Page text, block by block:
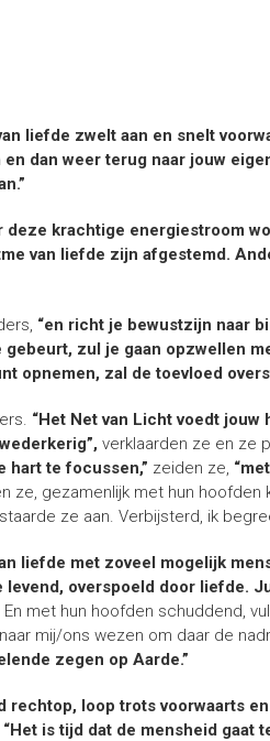
liefde zwelt aan en snelt
dan weer terug naar jouw
deze krachtige energiestroom
van liefde zijn afgestemd.
“en richt je bewustzijn naar
zul je gaan opzwellen
opnemen, zal de toevloed
“Het Net van Licht voedt
verklaarden ze en ze
hart te focussen,” zeiden ze,
ze, gezamenlijk met hun hoofden
ze aan. Verbijsterd, ik
liefde met zoveel mogelijk
overspoeld door liefde.
met hun hoofden schuddend,
mij/ons wezen om daar de
zegen op Aarde.”
rechtop, loop trots voorwaarts
“Het is tijd dat de mensheid